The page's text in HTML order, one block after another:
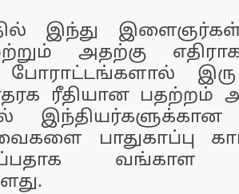
இந்து
அதற்கு
இரு
ரீதியான பதற்றம்
பாதுகாப்பு